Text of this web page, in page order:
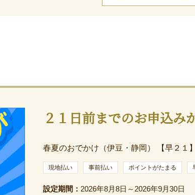
２１日前までのお申込み
春夏のおでかけ（伊豆・静岡） 【早２１
現地払い 事前払い ポイントがたまる
設定期間： 2026年8月8日～2026年9月30日